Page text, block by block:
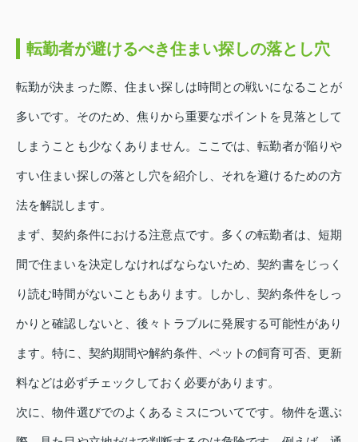
転勤者が避けるべき住まい探しの落とし穴
転勤が決まった際、住まい探しは時間との戦いになることが
多いです。そのため、焦りから重要なポイントを見落として
しまうことも少なくありません。ここでは、転勤者が陥りや
すい住まい探しの落とし穴を紹介し、それを避けるための方
法を解説します。
まず、契約条件における注意点です。多くの転勤者は、短期
間で住まいを決定しなければならないため、契約書をじっく
り読む時間がないこともあります。しかし、契約条件をしっ
かりと確認しないと、後々トラブルに発展する可能性があり
ます。特に、契約期間や解約条件、ペットの飼育可否、更新
料などは必ずチェックしておく必要があります。
次に、物件選びでのよくあるミスについてです。物件を選ぶ